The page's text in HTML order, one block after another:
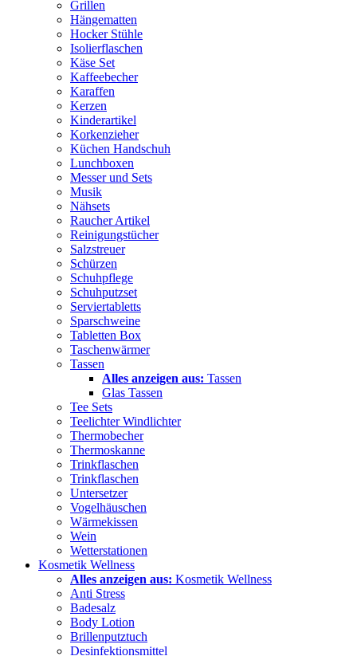
Grillen
Hängematten
Hocker Stühle
Isolierflaschen
Käse Set
Kaffeebecher
Karaffen
Kerzen
Kinderartikel
Korkenzieher
Küchen Handschuh
Lunchboxen
Messer und Sets
Musik
Nähsets
Raucher Artikel
Reinigungstücher
Salzstreuer
Schürzen
Schuhpflege
Schuhputzset
Serviertabletts
Sparschweine
Tabletten Box
Taschenwärmer
Tassen
Alles anzeigen aus: Tassen
Glas Tassen
Tee Sets
Teelichter Windlichter
Thermobecher
Thermoskanne
Trinkflaschen
Trinkflaschen
Untersetzer
Vogelhäuschen
Wärmekissen
Wein
Wetterstationen
Kosmetik Wellness
Alles anzeigen aus: Kosmetik Wellness
Anti Stress
Badesalz
Body Lotion
Brillenputztuch
Desinfektionsmittel